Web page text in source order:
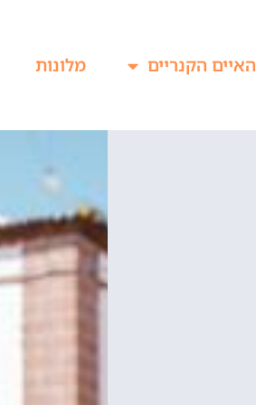
האיים הקנריים מלונות